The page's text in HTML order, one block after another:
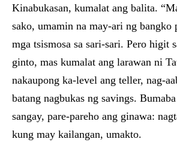
Kinabukasan, kumalat ang balita.
sako, umamin na may-ari ng bangko
mga tsismosa sa sari-sari. Pero higit
ginto, mas kumalat ang larawan ni
nakaupong ka-level ang teller, nag-
batang nagbukas ng savings.
sangay, pare-pareho ang ginawa:
kung may kailangan, umakto.